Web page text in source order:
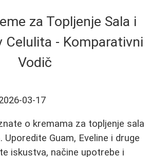
za Topljenje Sala i
Celulita - Komparativni
Vodič
03-17
o kremama za topljenje sala
Uporedite Guam, Eveline i druge
iskustva, načine upotrebe i